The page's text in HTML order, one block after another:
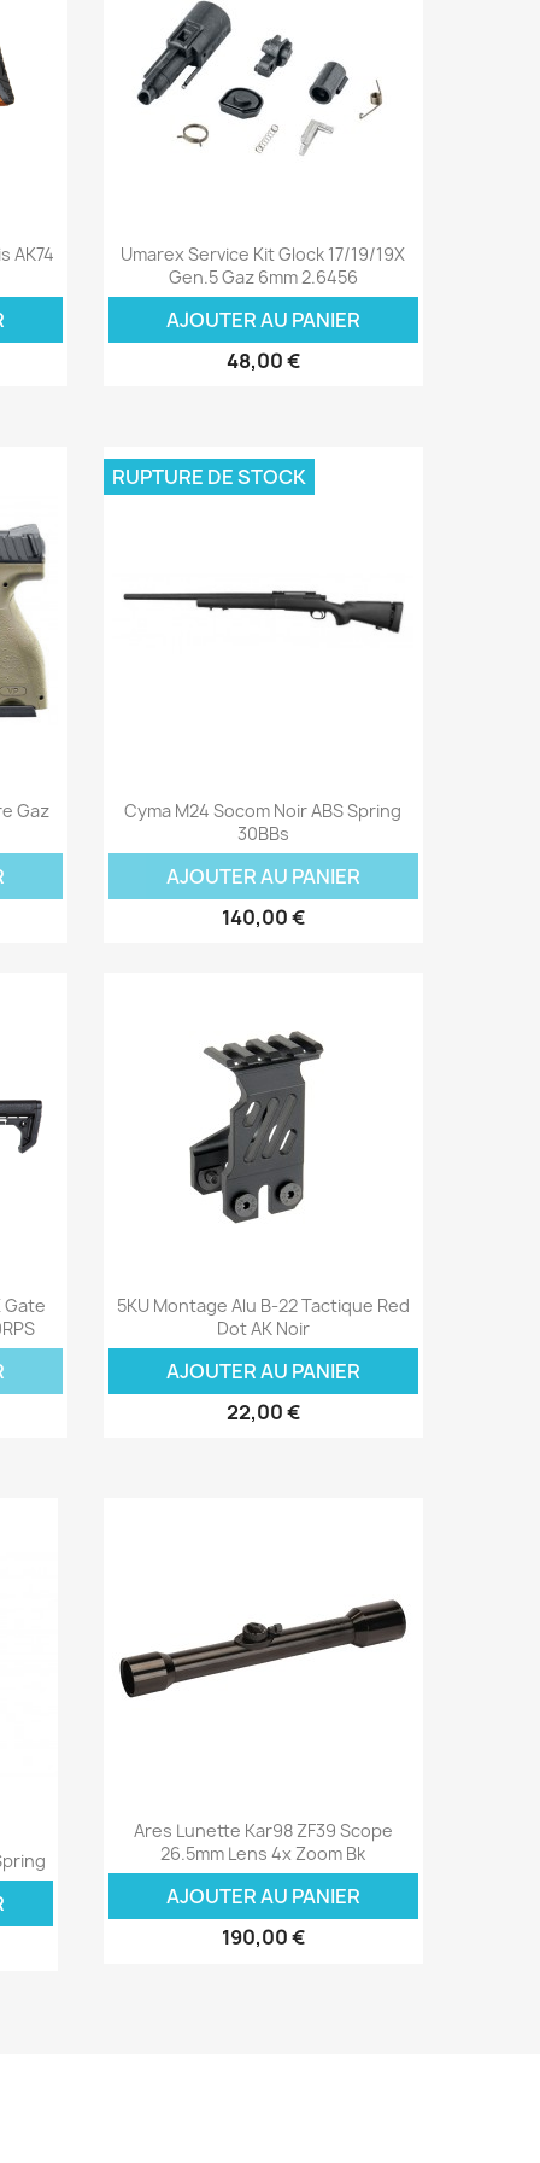
AK74 Aperçu rapide
Umarex Service Kit Glock 17/19/19X
Gen.5 Gaz 6mm 2.6456
AJOUTER AU PANIER
48,00 €
Gaz  Aperçu rapide
Cyma M24 Socom Noir ABS Spring
30BBs
AJOUTER AU PANIER
140,00 €
RUPTURE DE STOCK
Gate
Aperçu rapide
5KU Montage Alu B-22 Tactique Red
Dot AK Noir
AJOUTER AU PANIER
22,00 €
Aperçu rapide
Ares Lunette Kar98 ZF39 Scope
26.5mm Lens 4x Zoom Bk
AJOUTER AU PANIER
190,00 €